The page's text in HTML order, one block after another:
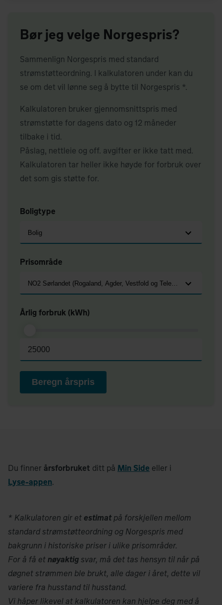
Bør jeg velge Norgespris?
Sammenlign Norgespris med standard
strømstøtteordning. I kalkulatoren under kan du
se om det vil lønne seg å bytte til Norgespris *.
Kalkulatoren bruker gjennomsnittspris med
strømstøtte for dagens dato og 12 måneder
tilbake i tid.
Påslag, nettleie og off. avgifter er ikke tatt med.
Kalkulatoren tar heller ikke høyde for forbruk over
det som gis støtte for.
Boligtype
Bolig
Prisområde
NO2 Sørlandet (Rogaland, Agder, Vestfold og Telemark)
Årlig forbruk (kWh)
Beregn årspris
Du finner årsforbruket ditt på Min Side eller i
Lyse-appen.
* Kalkulatoren gir et estimat på forskjellen mellom
standard strømstøtteordning og Norgespris med
bakgrunn i historiske priser i ulike prisområder.
For å få et nøyaktig svar, må det tas hensyn til når på
døgnet strømmen ble brukt, alle dager i året, dette vil
variere fra husstand til husstand.
Vi håper likevel at kalkulatoren kan hjelpe deg med å